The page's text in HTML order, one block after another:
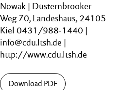
Nowak | Düsternbrooker
Weg 70, Landeshaus, 24105
Kiel 0431/988-1440 |
info@cdu.ltsh.de |
http://www.cdu.ltsh.de
Download PDF